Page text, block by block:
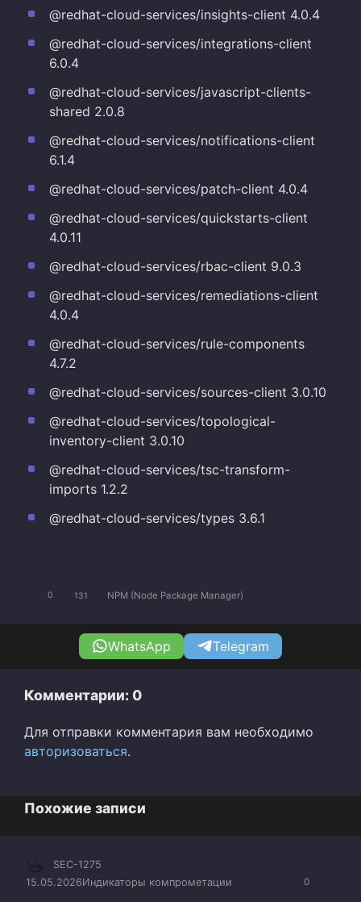
@redhat-cloud-services/insights-client 4.0.4
@redhat-cloud-services/integrations-client
6.0.4
@redhat-cloud-services/javascript-clients-
shared 2.0.8
@redhat-cloud-services/notifications-client
6.1.4
@redhat-cloud-services/patch-client 4.0.4
@redhat-cloud-services/quickstarts-client
4.0.11
@redhat-cloud-services/rbac-client 9.0.3
@redhat-cloud-services/remediations-client
4.0.4
@redhat-cloud-services/rule-components
4.7.2
@redhat-cloud-services/sources-client 3.0.10
@redhat-cloud-services/topological-
inventory-client 3.0.10
@redhat-cloud-services/tsc-transform-
imports 1.2.2
@redhat-cloud-services/types 3.6.1
0 131 NPM (Node Package Manager)
WhatsApp Telegram
Комментарии: 0
Для отправки комментария вам необходимо
авторизоваться.
Похожие записи
0
SEC-1275
15.05.2026Индикаторы компрометации